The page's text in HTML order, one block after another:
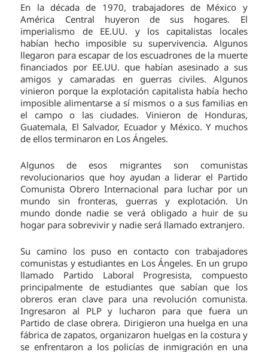
En la década de 1970, trabajadores de México y
América Central huyeron de sus hogares. El
imperialismo de EE.UU. y los capitalistas locales
habían hecho imposible su supervivencia. Algunos
llegaron para escapar de los escuadrones de la muerte
financiados por EE.UU. que habían asesinado a sus
amigos y camaradas en guerras civiles. Algunos
vinieron porque la explotación capitalista había hecho
imposible alimentarse a sí mismos o a sus familias en
el campo o las ciudades. Vinieron de Honduras,
Guatemala, El Salvador, Ecuador y México. Y muchos
de ellos terminaron en Los Ángeles.
Algunos de esos migrantes son comunistas
revolucionarios que hoy ayudan a liderar el Partido
Comunista Obrero Internacional para luchar por un
mundo sin fronteras, guerras y explotación. Un
mundo donde nadie se verá obligado a huir de su
hogar para sobrevivir y nadie será llamado extranjero.
Su camino los puso en contacto con trabajadores
comunistas y estudiantes en Los Ángeles. En un grupo
llamado Partido Laboral Progresista, compuesto
principalmente de estudiantes que sabían que los
obreros eran clave para una revolución comunista.
Ingresaron al PLP y lucharon para que fuera un
Partido de clase obrera. Dirigieron una huelga en una
fábrica de zapatos, organizaron huelgas en la costura y
se enfrentaron a los policías de inmigración en una